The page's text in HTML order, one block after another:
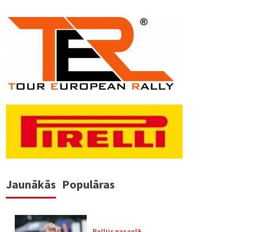
Jaunākās Populāras